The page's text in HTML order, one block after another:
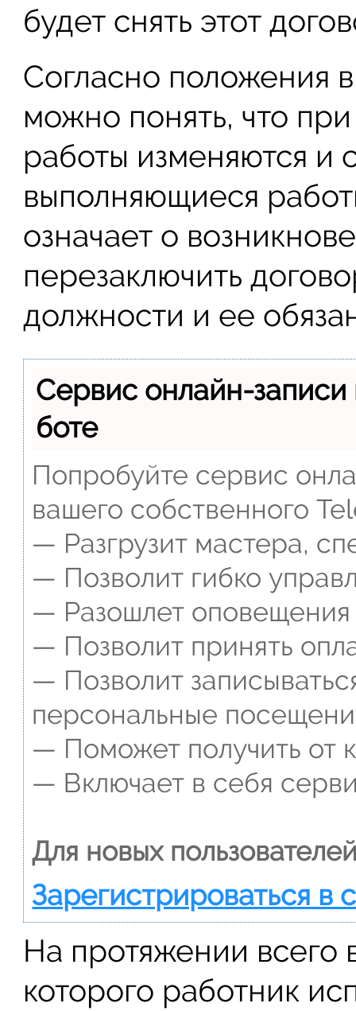
будет снять этот
Согласно положения
можно понять, что
работы изменяются и
выполняющиеся
означает о
перезаключить
должности и ее
Сервис онлайн-
боте
Попробуйте сервис
вашего собственного
— Разгрузит мастера,
— Позволит гибко
— Разошлет оповещения
— Позволит принять
— Позволит
персональные
— Поможет получить от
— Включает в себя
Для новых
Зарегистрироваться в
На протяжении всего
которого работник